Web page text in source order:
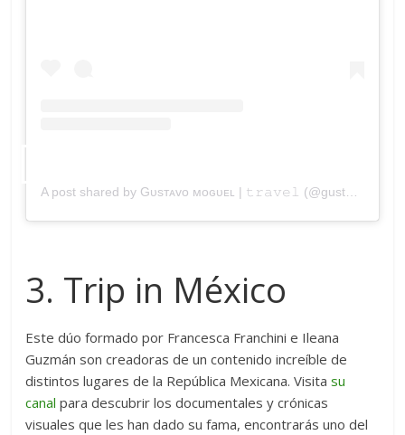
A post shared by Gᴜsᴛᴀᴠᴏ ᴍᴏɢᴜᴇʟ | 𝚝𝚛𝚊𝚟𝚎𝚕 (@gustavomoguel)
3. Trip in México
Este dúo formado por Francesca Franchini e Ileana
Guzmán son creadoras de un contenido increíble de
distintos lugares de la República Mexicana. Visitasu
canal para descubrir los documentales y crónicas
visuales que les han dado su fama, encontrarás uno del